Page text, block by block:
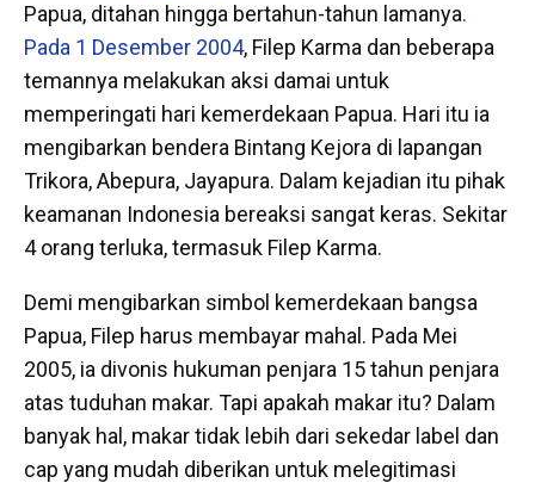
Papua, ditahan hingga bertahun-tahun lamanya.
Pada 1 Desember 2004, Filep Karma dan beberapa
temannya melakukan aksi damai untuk
memperingati hari kemerdekaan Papua. Hari itu ia
mengibarkan bendera Bintang Kejora di lapangan
Trikora, Abepura, Jayapura. Dalam kejadian itu pihak
keamanan Indonesia bereaksi sangat keras. Sekitar
4 orang terluka, termasuk Filep Karma.
Demi mengibarkan simbol kemerdekaan bangsa
Papua, Filep harus membayar mahal. Pada Mei
2005, ia divonis hukuman penjara 15 tahun penjara
atas tuduhan makar. Tapi apakah makar itu? Dalam
banyak hal, makar tidak lebih dari sekedar label dan
cap yang mudah diberikan untuk melegitimasi